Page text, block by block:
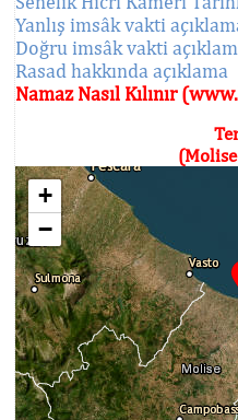
Yanlış imsâk vakti
Doğru imsâk vakti
Rasad hakkında açıklama
Namaz Nasıl Kılınır
+
−